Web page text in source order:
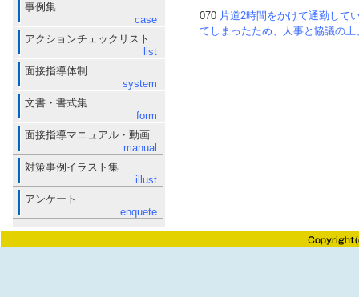
事例集
case
アクションチェックリスト
list
面接指導体制
system
文書・書式集
form
面接指導マニュアル・動画
manual
対策事例イラスト集
illust
アンケート
enquete
070 片道2時間をかけて通勤して
てしまったため、人事と協議の